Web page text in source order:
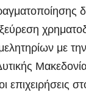
με
επιχειρήσεις